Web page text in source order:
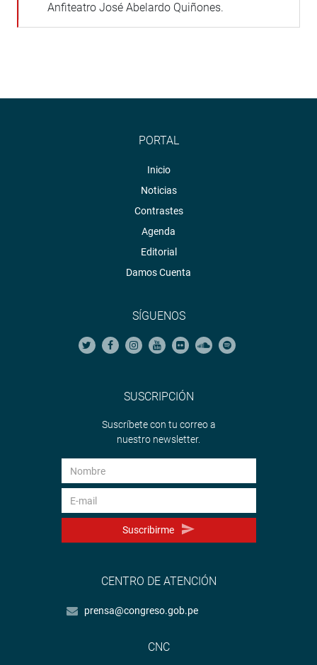
Anfiteatro José Abelardo Quiñones.
PORTAL
Inicio
Noticias
Contrastes
Agenda
Editorial
Damos Cuenta
SÍGUENOS
SUSCRIPCIÓN
Suscríbete con tu correo a
nuestro newsletter.
Suscribirme
CENTRO DE ATENCIÓN
prensa@congreso.gob.pe
CNC